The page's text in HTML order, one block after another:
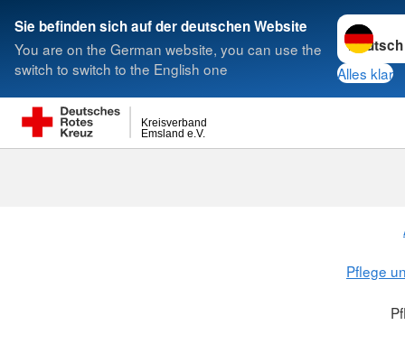
Sie befinden sich auf der deutschen Website
You are on the German website, you can use the
switch to switch to the English one
Sprache
Alles klar
Emsland e.V.
Kreisverband
Suche
Pflege